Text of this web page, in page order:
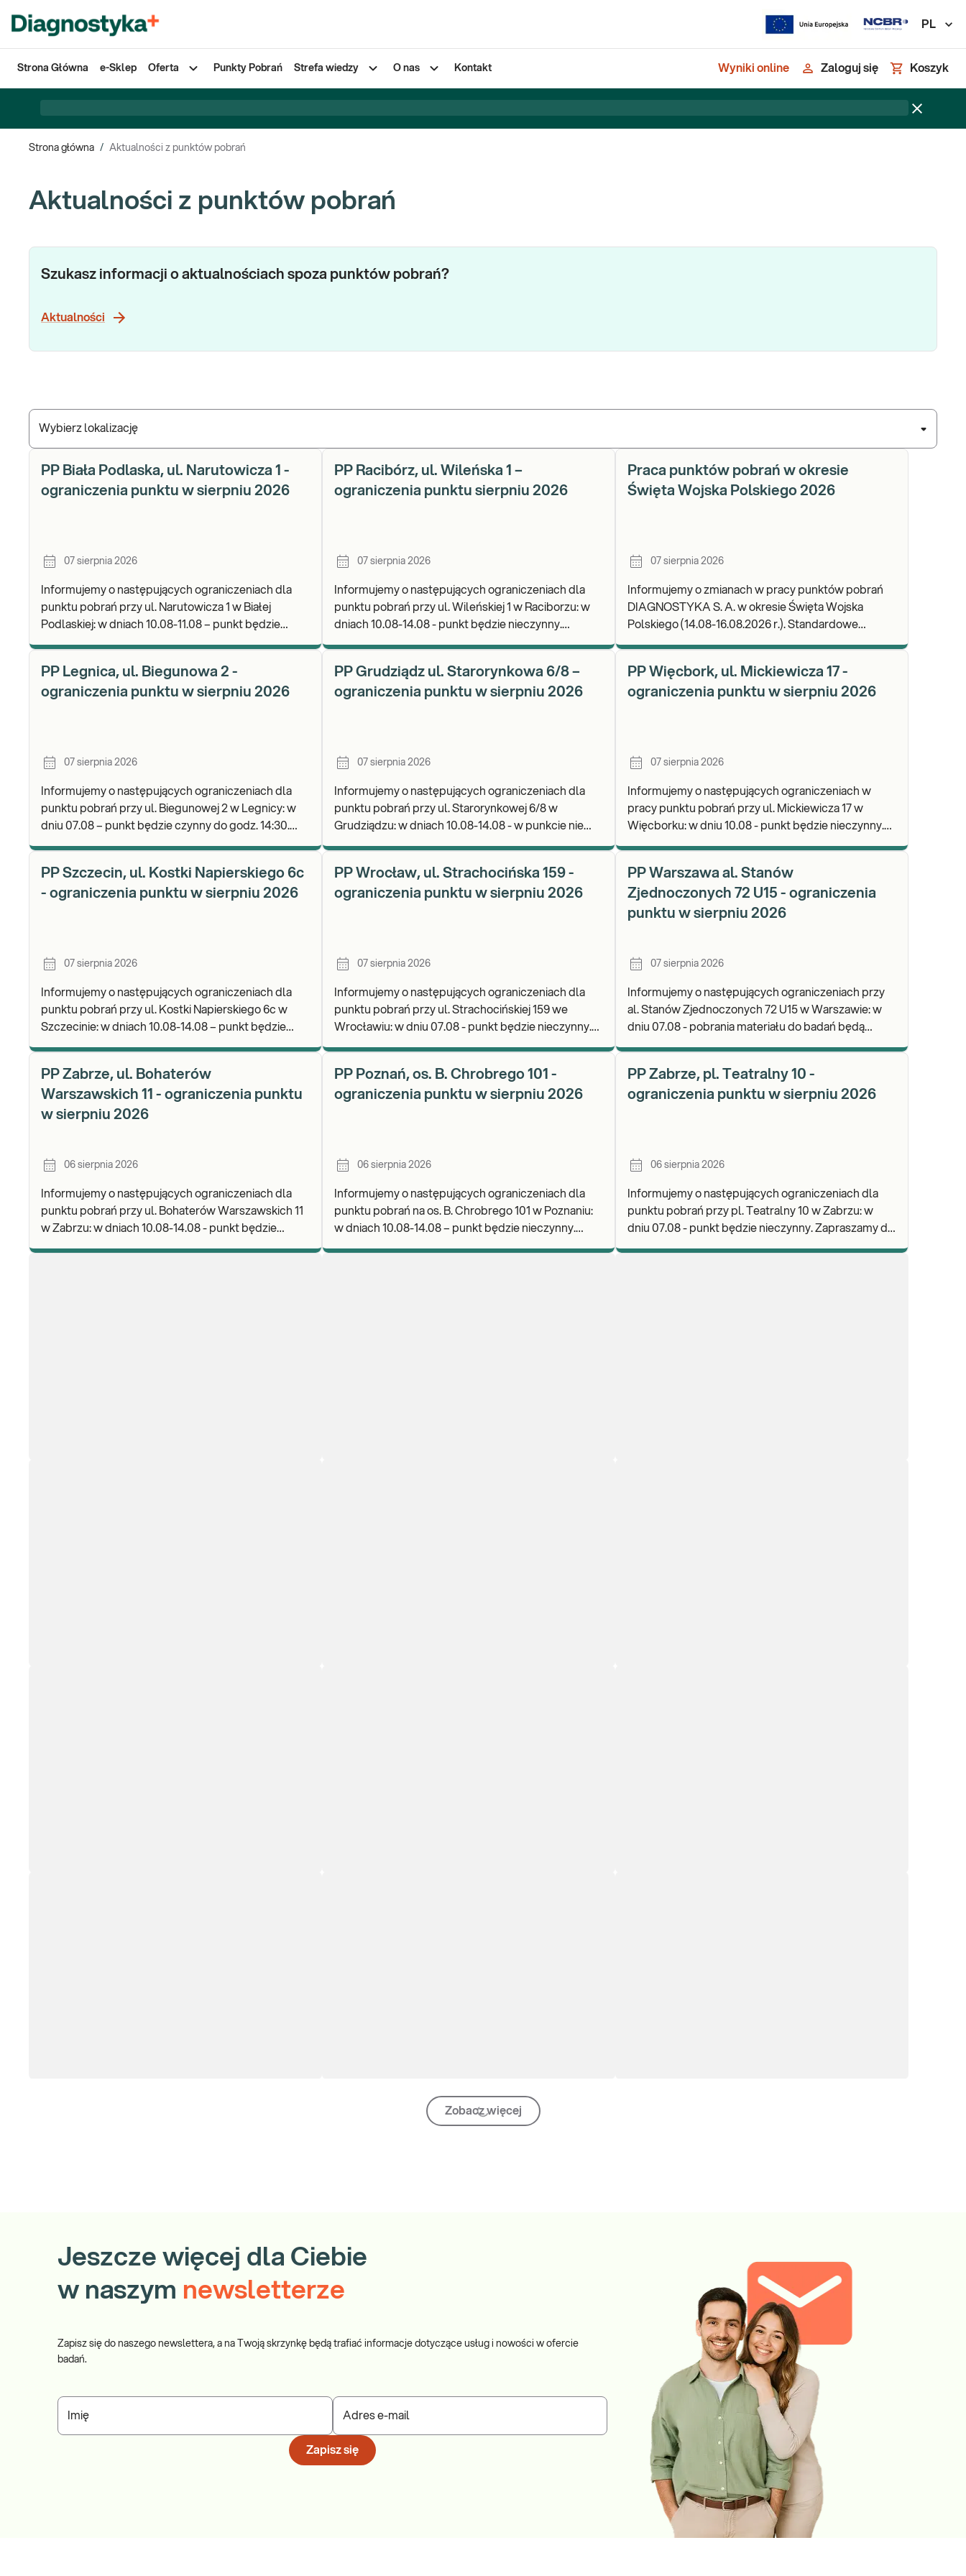
PL
Strona Główna e-Sklep Oferta Punkty Pobrań Strefa wiedzy O nas Kontakt Wyniki online Zaloguj się Koszyk
Strona główna / Aktualności z punktów pobrań
Aktualności z punktów pobrań
Wybierz lokalizację
Szukasz informacji o aktualnościach spoza punktów pobrań?
Aktualności
PP Biała Podlaska, ul. Narutowicza 1 -
ograniczenia punktu w sierpniu 2026
07 sierpnia 2026
Informujemy o następujących ograniczeniach dla
punktu pobrań przy ul. Narutowicza 1 w Białej
Podlaskiej: w dniach 10.08-11.08 – punkt będzie
PP Racibórz, ul. Wileńska 1 –
ograniczenia punktu sierpniu 2026
07 sierpnia 2026
Informujemy o następujących ograniczeniach dla
punktu pobrań przy ul. Wileńskiej 1 w Raciborzu: w
dniach 10.08-14.08 - punkt będzie nieczynny.
Praca punktów pobrań w okresie
Święta Wojska Polskiego 2026
07 sierpnia 2026
Informujemy o zmianach w pracy punktów pobrań
DIAGNOSTYKA S. A. w okresie Święta Wojska
Polskiego (14.08-16.08.2026 r.). Standardowe
PP Legnica, ul. Biegunowa 2 -
ograniczenia punktu w sierpniu 2026
07 sierpnia 2026
Informujemy o następujących ograniczeniach dla
punktu pobrań przy ul. Biegunowej 2 w Legnicy: w
dniu 07.08 – punkt będzie czynny do godz. 14:30.
PP Grudziądz ul. Starorynkowa 6/8 –
ograniczenia punktu w sierpniu 2026
07 sierpnia 2026
Informujemy o następujących ograniczeniach dla
punktu pobrań przy ul. Starorynkowej 6/8 w
Grudziądzu: w dniach 10.08-14.08 - w punkcie nie
PP Więcbork, ul. Mickiewicza 17 -
ograniczenia punktu w sierpniu 2026
07 sierpnia 2026
Informujemy o następujących ograniczeniach w
pracy punktu pobrań przy ul. Mickiewicza 17 w
Więcborku: w dniu 10.08 - punkt będzie nieczynny.
PP Szczecin, ul. Kostki Napierskiego 6c
- ograniczenia punktu w sierpniu 2026
07 sierpnia 2026
Informujemy o następujących ograniczeniach dla
punktu pobrań przy ul. Kostki Napierskiego 6c w
Szczecinie: w dniach 10.08-14.08 – punkt będzie
PP Wrocław, ul. Strachocińska 159 -
ograniczenia punktu w sierpniu 2026
07 sierpnia 2026
Informujemy o następujących ograniczeniach dla
punktu pobrań przy ul. Strachocińskiej 159 we
Wrocławiu: w dniu 07.08 - punkt będzie nieczynny.
PP Warszawa al. Stanów
Zjednoczonych 72 U15 - ograniczenia
punktu w sierpniu 2026
07 sierpnia 2026
Informujemy o następujących ograniczeniach przy
al. Stanów Zjednoczonych 72 U15 w Warszawie: w
dniu 07.08 - pobrania materiału do badań będą
PP Zabrze, ul. Bohaterów
Warszawskich 11 - ograniczenia punktu
w sierpniu 2026
06 sierpnia 2026
Informujemy o następujących ograniczeniach dla
punktu pobrań przy ul. Bohaterów Warszawskich 11
w Zabrzu: w dniach 10.08-14.08 - punkt będzie
PP Poznań, os. B. Chrobrego 101 -
ograniczenia punktu w sierpniu 2026
06 sierpnia 2026
Informujemy o następujących ograniczeniach dla
punktu pobrań na os. B. Chrobrego 101 w Poznaniu:
w dniach 10.08-14.08 – punkt będzie nieczynny.
PP Zabrze, pl. Teatralny 10 -
ograniczenia punktu w sierpniu 2026
06 sierpnia 2026
Informujemy o następujących ograniczeniach dla
punktu pobrań przy pl. Teatralny 10 w Zabrzu: w
dniu 07.08 - punkt będzie nieczynny. Zapraszamy do
Zobacz więcej
Jeszcze więcej dla Ciebie
w naszym newsletterze
Zapisz się do naszego newslettera, a na Twoją skrzynkę będą trafiać informacje dotyczące usług i nowości w ofercie
badań.
Imię Adres e-mail
Zapisz się